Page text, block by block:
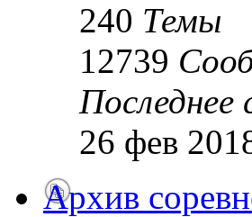
240 Темы
12739
Последнее
26 фев
Архив